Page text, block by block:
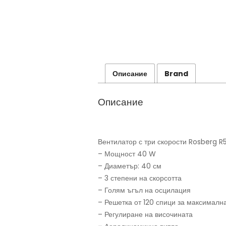
Описание Brand
Описание
Вентилатор с три скорости Rosberg
– Мощност 40 W
– Диаметър: 40 см
– 3 степени на скорсотта
– Голям ъгъл на осцилация
– Решетка от 120 спици за
– Регулиране на височината